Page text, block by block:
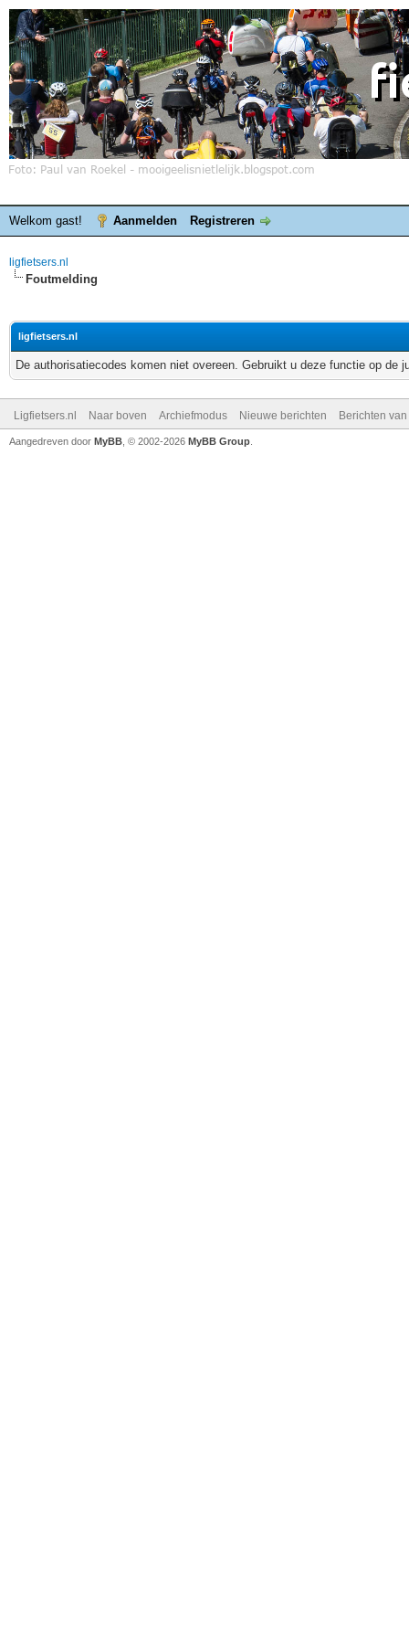
Welkom gast! Aanmelden Registreren
ligfietsers.nl
Foutmelding
ligfietsers.nl
De authorisatiecodes komen niet overeen. Gebruikt u deze functie op de
Ligfietsers.nl Naar boven Archiefmodus Nieuwe berichten Berichten
Aangedreven door MyBB , © 2002-2026 MyBB Group